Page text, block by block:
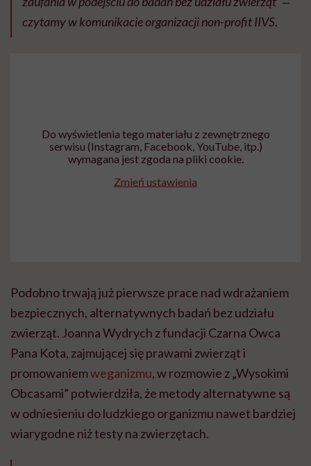
czytamy w komunikacie organizacji non-profit IIVS.
Do wyświetlenia tego materiału z zewnętrznego
serwisu (Instagram, Facebook, YouTube, itp.)
wymagana jest zgoda na pliki cookie.
Zmień ustawienia
Podobno trwają już pierwsze prace nad wdrażaniem
bezpiecznych, alternatywnych badań bez udziału
zwierząt. Joanna Wydrych z fundacji Czarna Owca
Pana Kota, zajmującej się prawami zwierząt i
promowaniemweganizmu, w rozmowie z „Wysokimi
Obcasami” potwierdziła, że metody alternatywne są
w odniesieniu do ludzkiego organizmu nawet bardziej
wiarygodne niż testy na zwierzętach.